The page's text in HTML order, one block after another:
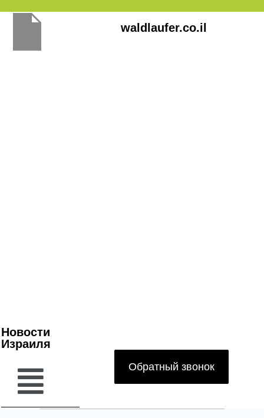
Перейти
содержимому
waldlaufer.co.il
Новости
Израиля
Обратный звонок